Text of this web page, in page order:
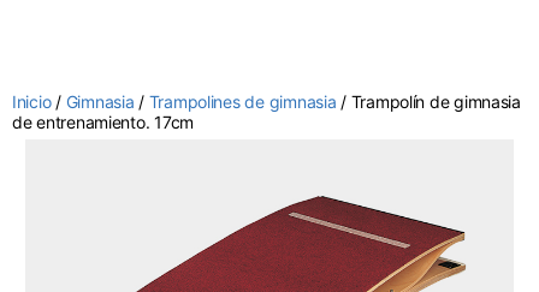
Inicio/ Gimnasia / Trampolines de gimnasia / Trampolín de gimnasia
de entrenamiento. 17cm